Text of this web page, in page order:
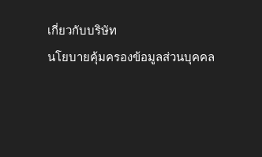
เกี่ยวกับบริษัท
นโยบายคุ้มครองข้อมูลส่วนบุคคล